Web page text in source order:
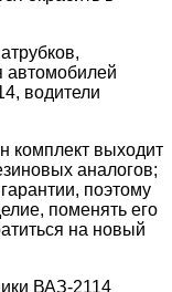
автомобилей
водители
комплект выходит
аналогов;
поэтому
поменять его
на новый
ВАЗ-2114